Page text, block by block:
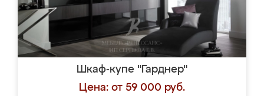
Шкаф-купе "Гарднер"
Цена: от 59 000 руб.